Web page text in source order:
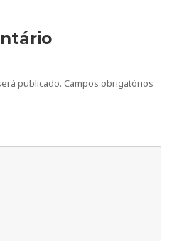
publicado. Campos obrigatórios